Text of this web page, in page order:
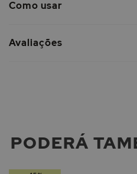
Como usar
Avaliações
PODERÁ